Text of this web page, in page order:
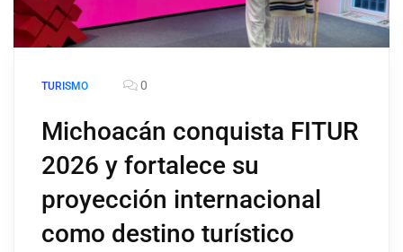
TURISMO 0
Michoacán conquista FITUR
2026 y fortalece su
proyección internacional
como destino turístico